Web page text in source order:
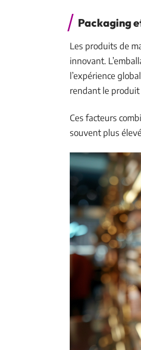
Packaging
Les produits de
innovant.
l’expérience
rendant le
Ces facteurs
souvent plus